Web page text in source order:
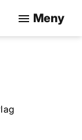
menu Meny